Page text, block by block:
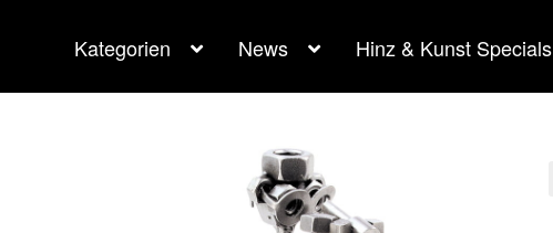
Kategorien News Hinz & Kunst Specials